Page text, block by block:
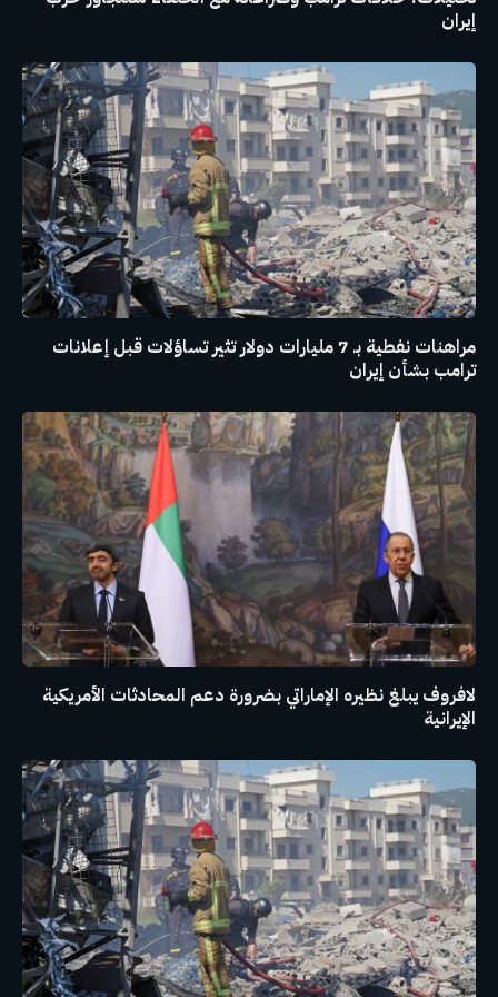
إيران
مراهنات نفطية بـ 7 مليارات دولار تثير تساؤلات قبل إعلانات
ترامب بشأن إيران
لافروف يبلغ نظيره الإماراتي بضرورة دعم المحادثات الأمريكية
الإيرانية